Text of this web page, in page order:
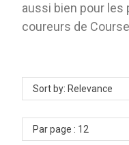
aussi bien pour les
coureurs de
Sort by: Relevance
Par page : 12